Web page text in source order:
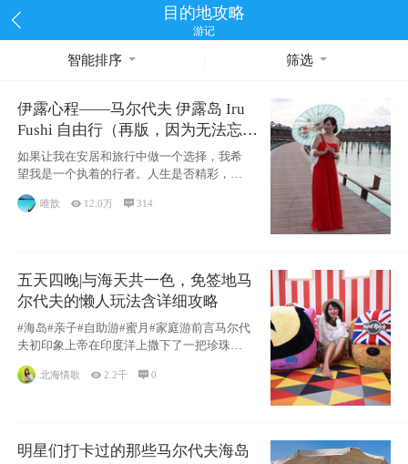
目的地攻略
游记
智能排序 筛选
伊露心程——马尔代夫 伊露岛 Iru
Fushi 自由行（再版，因为无法忘却
的留恋）
如果让我在安居和旅行中做一个选择，我希
望我是一个执着的行者。人生是否精彩，都
源于自己
唯歆  12.0万  314
五天四晚|与海天共一色，免签地马
尔代夫的懒人玩法含详细攻略
#海岛#亲子#自助游#蜜月#家庭游前言马尔代
夫初印象上帝在印度洋上撒下了一把珍珠，
北海情歌 2.2千 0
明星们打卡过的那些马尔代夫海岛